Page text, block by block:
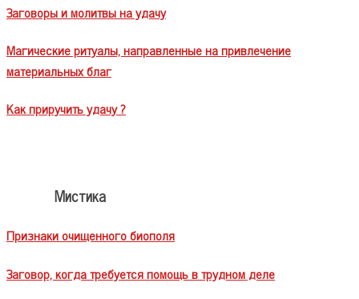
Заговоры и молитвы на удачу
Магические ритуалы, направленные на привлечение
материальных благ
Как приручить удачу ?
Мистика
Признаки очищенного биополя
Заговор, когда требуется помощь в трудном деле